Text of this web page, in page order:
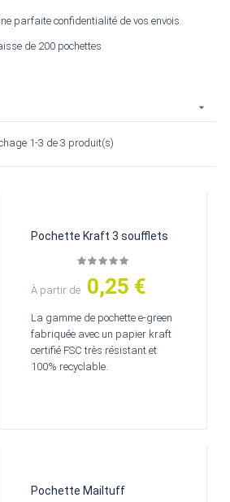
parfaite confidentialité de vos envois.
de 200 pochettes

1-3 de 3 produit(s)
Pochette Kraft 3 soufflets
À partir de Prix
0,25 €
La gamme de pochette e-green
fabriquée avec un papier kraft
certifié FSC très résistant et
100% recyclable.
Pochette Mailtuff